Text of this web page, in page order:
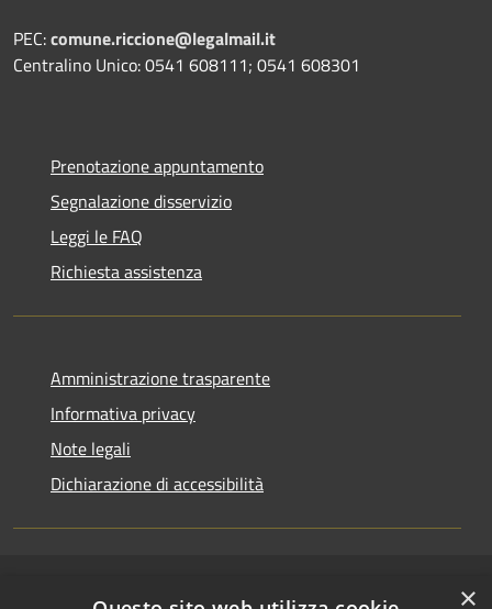
PEC:comune.riccione@legalmail.it
Centralino Unico: 0541 608111; 0541 608301
Prenotazione appuntamento
Segnalazione disservizio
Leggi le FAQ
Richiesta assistenza
Amministrazione trasparente
Informativa privacy
Note legali
Dichiarazione di accessibilità
Copyright © 2026 • Comune di×